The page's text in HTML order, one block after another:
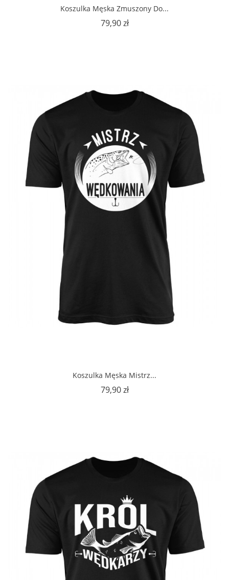
Koszulka Męska Zmuszony Do...
79,90 złCena
Koszulka Męska Mistrz...
79,90 złCena